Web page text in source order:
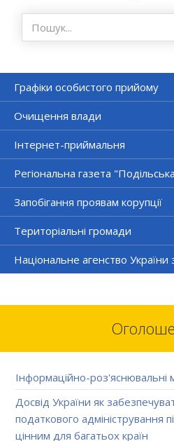
Графіки особистого прийому
Очищення влади
Інтернет-приймальня
Регіональна газета
Запобігання проявам корупції
Територіальні громади
Національне агенство
Інформаційно-роз'яснювальні
Досвід України як
податкового адміністрування
цінним для багатьох країн